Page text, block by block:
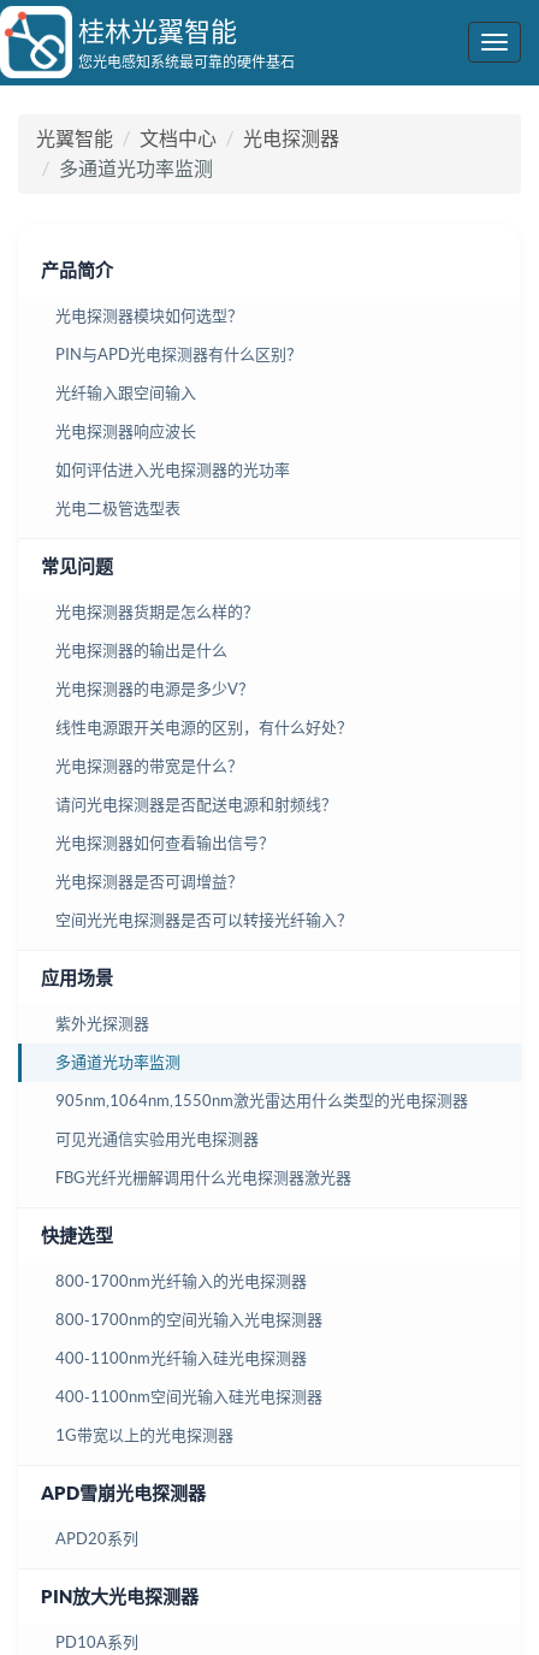
桂林光翼智能
您光电感知系统最可靠的硬件基石
光翼智能 文档中心
光电探测器
多通道光功率监测
产品简介
光电探测器模块如何选型？
PIN与APD光电探测器有什么区别？
光纤输入跟空间输入
光电探测器响应波长
如何评估进入光电探测器的光功率
光电二极管选型表
常见问题
光电探测器货期是怎么样的？
光电探测器的输出是什么
光电探测器的电源是多少V？
线性电源跟开关电源的区别，有什么好处？
光电探测器的带宽是什么？
请问光电探测器是否配送电源和射频线？
光电探测器如何查看输出信号？
光电探测器是否可调增益？
空间光光电探测器是否可以转接光纤输入？
应用场景
紫外光探测器
多通道光功率监测
905nm,1064nm,1550nm激光雷达用什么类型的光电探测器
可见光通信实验用光电探测器
FBG光纤光栅解调用什么光电探测器激光器
快捷选型
800-1700nm光纤输入的光电探测器
800-1700nm的空间光输入光电探测器
400-1100nm光纤输入硅光电探测器
400-1100nm空间光输入硅光电探测器
1G带宽以上的光电探测器
APD雪崩光电探测器
APD20系列
PIN放大光电探测器
PD10A系列